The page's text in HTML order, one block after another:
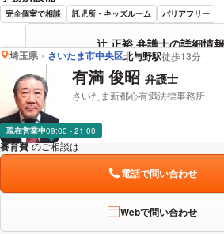
完全個室で相談 託児所・キッズルーム バリアフリー
辻 正裕 弁護士の詳細情
埼玉県 さいたま市中央区北与野駅徒歩13分
有満 俊昭 弁護士
さいたま新都心有満法律事務所
現在営業中09:00 - 21:00
養育費 のご相談は
電話で問い合わせ
Webで問い合わせ